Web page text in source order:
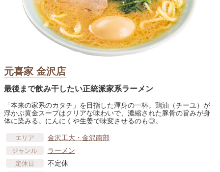
元喜家 金沢店
最後まで飲み干したい正統派家系ラーメン
「本来の家系のカタチ」を目指した渾身の一杯。鶏油（チーユ）が
浮かぶ黄金スープはクリアな味わいで、濃縮された豚骨の旨みが身
体に染みる。にんにくや生姜で味変させるのも◎。
エリア 金沢工大・金沢南部
ジャンル ラーメン
定休日 不定休